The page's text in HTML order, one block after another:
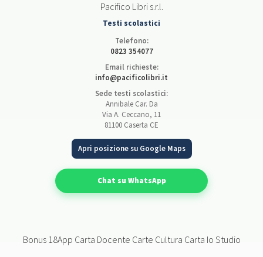
Pacifico Libri s.r.l.
Testi scolastici
Telefono:
0823 354077
Email richieste:
info@pacificolibri.it
Sede testi scolastici:
Annibale Car. Da
Via A. Ceccano, 11
81100 Caserta CE
Apri posizione su Google Maps
Chat su WhatsApp
Bonus 18App Carta Docente Carte Cultura Carta Io Studio